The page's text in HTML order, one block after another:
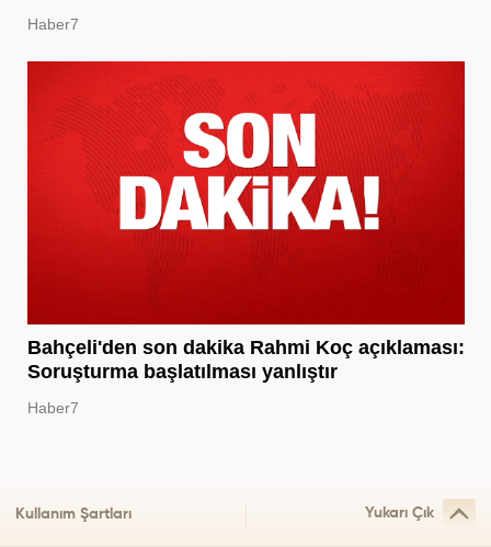
Haber7
Bahçeli'den son dakika Rahmi Koç açıklaması:
Soruşturma başlatılması yanlıştır
Haber7
Kullanım Şartları Yukarı Çık